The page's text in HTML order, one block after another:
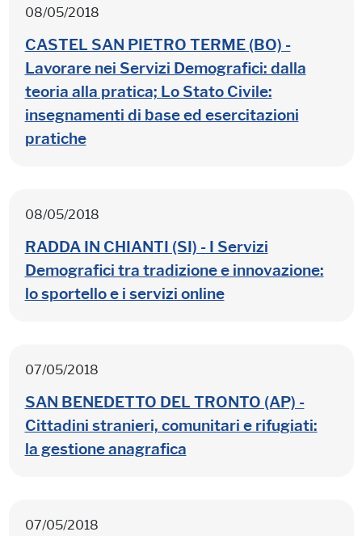
08/05/2018
CASTEL SAN PIETRO TERME (BO) -
Lavorare nei Servizi Demografici: dalla
teoria alla pratica; Lo Stato Civile:
insegnamenti di base ed esercitazioni
pratiche
08/05/2018
RADDA IN CHIANTI (SI) - I Servizi
Demografici tra tradizione e innovazione:
lo sportello e i servizi online
07/05/2018
SAN BENEDETTO DEL TRONTO (AP) -
Cittadini stranieri, comunitari e rifugiati:
la gestione anagrafica
07/05/2018